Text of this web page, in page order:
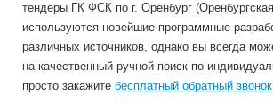
тендеры ГК ФСК по г. Оренбург
используются новейшие программные
различных источников, однако вы всегда
на качественный ручной поиск по
просто закажите бесплатный обратный звонок